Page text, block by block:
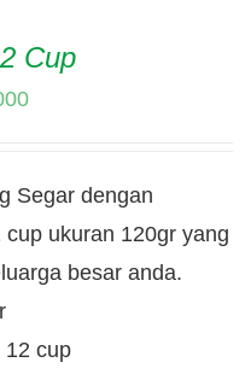
Cup
Current
Rp55,000.
Segar dengan
cup ukuran 120gr yang
besar anda.
12 cup